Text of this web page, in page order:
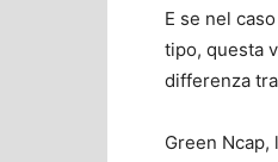
E se nel
tipo, questa
differenza
Green Ncap,